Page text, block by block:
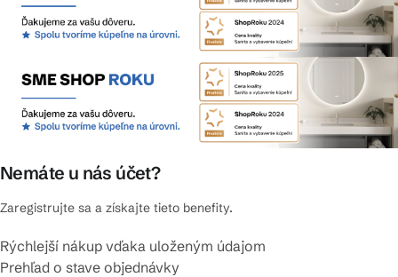
Nemáte u nás účet?
Zaregistrujte sa a získajte tieto benefity.
Rýchlejší nákup vďaka uloženým údajom
Prehľad o stave objednávky